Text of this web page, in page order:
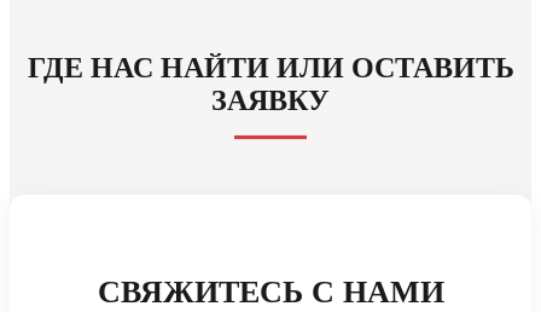
ГДЕ НАС НАЙТИ ИЛИ ОСТАВИТЬ
ЗАЯВКУ
СВЯЖИТЕСЬ С НАМИ